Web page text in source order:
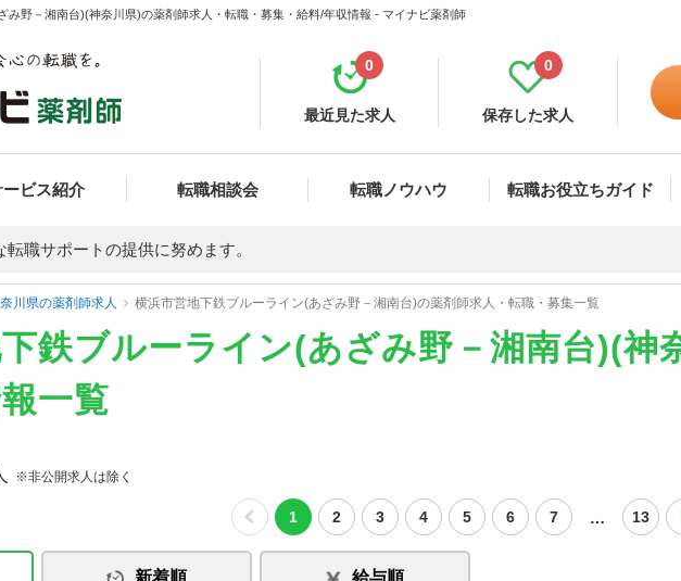
み野－湘南台)(神奈川県)の薬剤師求人・転職・募集・給料/年収情報 - マイナビ薬剤師
最近見た求人
0
保存した求人
0
ービス紹介 転職相談会 転職ノウハウ 転職お役立ちガイド
職サポートの提供に努めます。
川県の薬剤師求人 横浜市営地下鉄ブルーライン(あざみ野－湘南台)の薬剤師求人・転職・募集一覧
鉄ブルーライン(あざみ野－湘南台)(神
一覧
※非公開求人は除く
1 2 3 4 5 6 7 … 13
新着順 給与順